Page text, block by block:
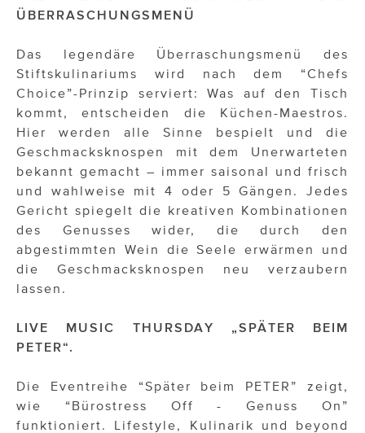
ÜBERRASCHUNGSMENÜ
Das legendäre Überraschungsmenü des
Stiftskulinariums wird nach dem “Chefs
Choice”-Prinzip serviert: Was auf den Tisch
kommt, entscheiden die Küchen-Maestros.
Hier werden alle Sinne bespielt und die
Geschmacksknospen mit dem Unerwarteten
bekannt gemacht – immer saisonal und frisch
und wahlweise mit 4 oder 5 Gängen. Jedes
Gericht spiegelt die kreativen Kombinationen
des Genusses wider, die durch den
abgestimmten Wein die Seele erwärmen und
die Geschmacksknospen neu verzaubern
lassen.
LIVE MUSIC THURSDAY „SPÄTER BEIM
PETER“.
Die Eventreihe “Später beim PETER” zeigt,
wie “Bürostress Off - Genuss On”
funktioniert. Lifestyle, Kulinarik und beyond